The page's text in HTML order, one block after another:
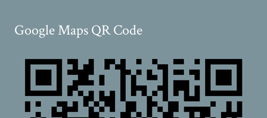
Google Maps QR Code